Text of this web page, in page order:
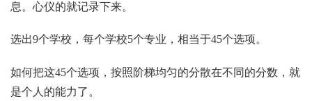
息。心仪的就记录下来。
选出9个学校，每个学校5个专业，相当于45个选项。
如何把这45个选项，按照阶梯均匀的分散在不同的分数，就
是个人的能力了。